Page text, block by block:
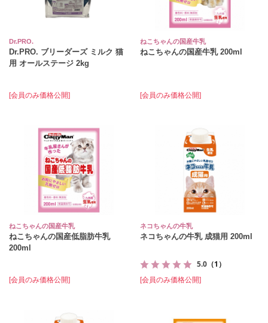
Dr.PRO.
Dr.PRO. ブリーダーズ ミルク 猫
用 オールステージ 2kg
[会員のみ価格公開]
ねこちゃんの国産牛乳
ねこちゃんの国産牛乳 200ml
[会員のみ価格公開]
ねこちゃんの国産牛乳
ねこちゃんの国産低脂肪牛乳
200ml
[会員のみ価格公開]
ネコちゃんの牛乳
ネコちゃんの牛乳 成猫用 200ml
5.0 （1）
[会員のみ価格公開]